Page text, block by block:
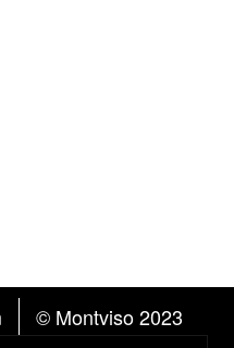
© Montviso 2023